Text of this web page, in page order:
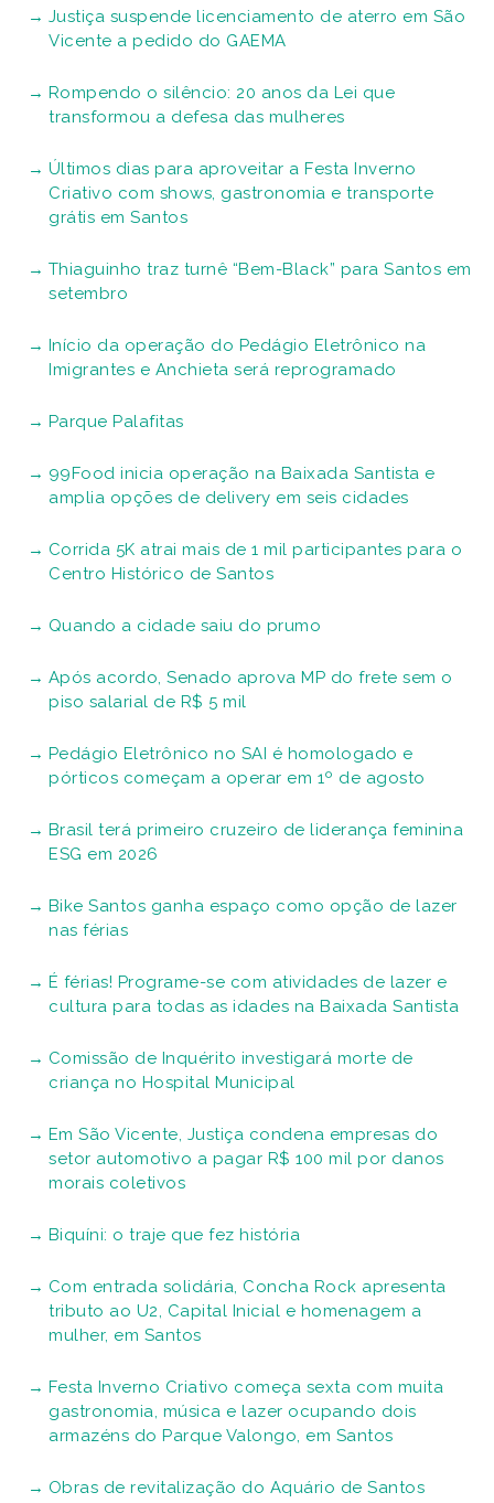
Justiça suspende licenciamento de aterro em São
Vicente a pedido do GAEMA
Rompendo o silêncio: 20 anos da Lei que
transformou a defesa das mulheres
Últimos dias para aproveitar a Festa Inverno
Criativo com shows, gastronomia e transporte
grátis em Santos
Thiaguinho traz turnê “Bem-Black” para Santos em
setembro
Início da operação do Pedágio Eletrônico na
Imigrantes e Anchieta será reprogramado
Parque Palafitas
99Food inicia operação na Baixada Santista e
amplia opções de delivery em seis cidades
Corrida 5K atrai mais de 1 mil participantes para o
Centro Histórico de Santos
Quando a cidade saiu do prumo
Após acordo, Senado aprova MP do frete sem o
piso salarial de R$ 5 mil
Pedágio Eletrônico no SAI é homologado e
pórticos começam a operar em 1º de agosto
Brasil terá primeiro cruzeiro de liderança feminina
ESG em 2026
Bike Santos ganha espaço como opção de lazer
nas férias
É férias! Programe-se com atividades de lazer e
cultura para todas as idades na Baixada Santista
Comissão de Inquérito investigará morte de
criança no Hospital Municipal
Em São Vicente, Justiça condena empresas do
setor automotivo a pagar R$ 100 mil por danos
morais coletivos
Biquíni: o traje que fez história
Com entrada solidária, Concha Rock apresenta
tributo ao U2, Capital Inicial e homenagem a
mulher, em Santos
Festa Inverno Criativo começa sexta com muita
gastronomia, música e lazer ocupando dois
armazéns do Parque Valongo, em Santos
Obras de revitalização do Aquário de Santos